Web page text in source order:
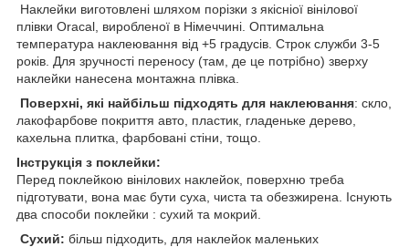
Наклейки виготовлені шляхом порізки з якісніої вінілової
плівки Oracal, виробленої в Німеччині. Оптимальна
температура наклеювання від +5 градусів. Строк служби 3-5
років. Для зручності переносу (там, де це потрібно) зверху
наклейки нанесена монтажна плівка.
Поверхні, які найбільш підходять для наклеювання: скло,
лакофарбове покриття авто, пластик, гладеньке дерево,
кахельна плитка, фарбовані стіни, тощо.
Інструкція з поклейки:
Перед поклейкою вінілових наклейок, поверхню треба
підготувати, вона має бути суха, чиста та обезжирена. Існують
два способи поклейки : сухий та мокрий.
Сухий: більш підходить, для наклейок маленьких